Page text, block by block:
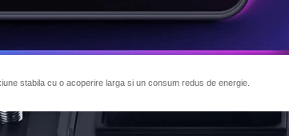
stabila cu o acoperire larga si un consum redus de energie.